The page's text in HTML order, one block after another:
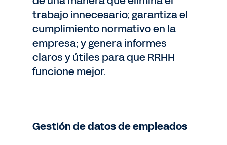
trabajo innecesario; garantiza el
cumplimiento normativo en la
empresa; y genera informes
claros y útiles para que RRHH
funcione mejor.
Gestión de datos de empleados